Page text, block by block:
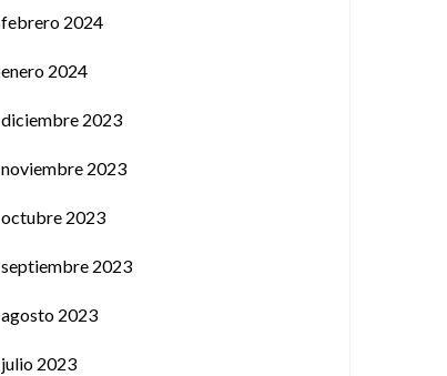
febrero 2024
enero 2024
diciembre 2023
noviembre 2023
octubre 2023
septiembre 2023
agosto 2023
julio 2023